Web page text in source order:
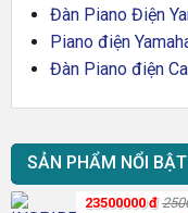
Đàn Piano Điện
Piano điện
Đàn Piano điện
SẢN PHẨM NỔI BẬT
23500000 đ